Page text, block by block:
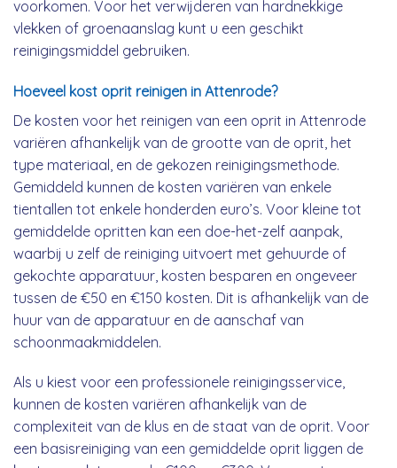
voorkomen. Voor het verwijderen van hardnekkige
vlekken of groenaanslag kunt u een geschikt
reinigingsmiddel gebruiken.
Hoeveel kost oprit reinigen in Attenrode?
De kosten voor het reinigen van een oprit in Attenrode
variëren afhankelijk van de grootte van de oprit, het
type materiaal, en de gekozen reinigingsmethode.
Gemiddeld kunnen de kosten variëren van enkele
tientallen tot enkele honderden euro’s. Voor kleine tot
gemiddelde opritten kan een doe-het-zelf aanpak,
waarbij u zelf de reiniging uitvoert met gehuurde of
gekochte apparatuur, kosten besparen en ongeveer
tussen de €50 en €150 kosten. Dit is afhankelijk van de
huur van de apparatuur en de aanschaf van
schoonmaakmiddelen.
Als u kiest voor een professionele reinigingsservice,
kunnen de kosten variëren afhankelijk van de
complexiteit van de klus en de staat van de oprit. Voor
een basisreiniging van een gemiddelde oprit liggen de